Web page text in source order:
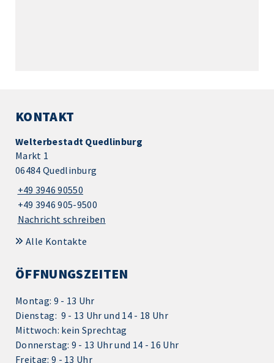
KONTAKT
Welterbestadt Quedlinburg
Markt 1
06484 Quedlinburg
+49 3946 90550
+49 3946 905-9500
Nachricht schreiben
Alle Kontakte
ÖFFNUNGSZEITEN
Montag: 9 - 13 Uhr
Dienstag: 9 - 13 Uhr und 14 - 18 Uhr
Mittwoch: kein Sprechtag
Donnerstag: 9 - 13 Uhr und 14 - 16 Uhr
Freitag: 9 - 13 Uhr